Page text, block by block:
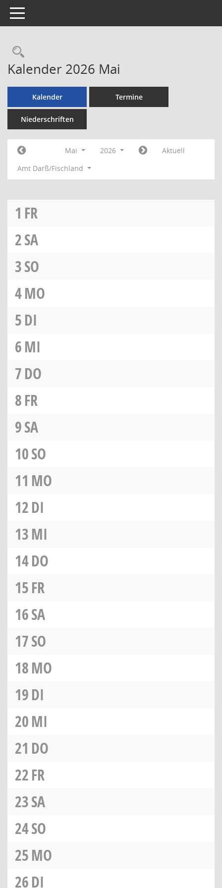
Toggle navigation
Rechercheauswahl
Kalender 2026 Mai
Kalender Termine
Niederschriften
Mai 2026
Aktuell
Amt Darß/Fischland
1 FR
2SA
3SO
4MO
5DI
6MI
7DO
8FR
9SA
10SO
11 MO
12DI
13MI
14DO
15FR
16SA
17SO
18MO
19DI
20MI
21 DO
22FR
23SA
24SO
25MO
26DI